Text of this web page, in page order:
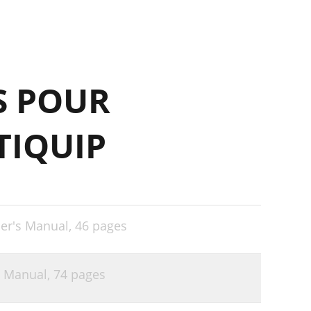
POUR
Manual, 46 pages
Manual, 74 pages